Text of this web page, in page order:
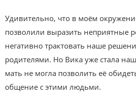
Удивительно, что в моём
позволили выразить неприятные
негативно трактовать наше
родителями. Но Вика уже стала
мать не могла позволить её
общение с этими людьми.